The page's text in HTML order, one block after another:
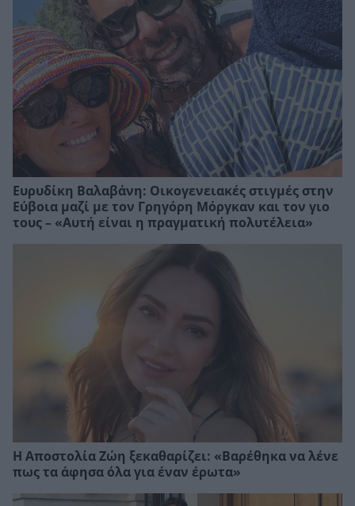
Ευρυδίκη Βαλαβάνη: Οικογενειακές στιγμές στην
Εύβοια μαζί με τον Γρηγόρη Μόργκαν και τον γιο
τους – «Αυτή είναι η πραγματική πολυτέλεια»
Η Αποστολία Ζώη ξεκαθαρίζει: «Βαρέθηκα να λένε
πως τα άφησα όλα για έναν έρωτα»